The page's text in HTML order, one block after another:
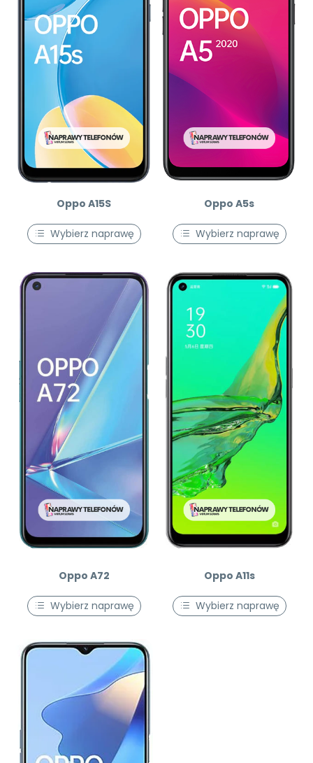
Oppo A15S
Wybierz naprawę
Oppo A5s
Wybierz naprawę
Oppo A72
Wybierz naprawę
Oppo A11s
Wybierz naprawę